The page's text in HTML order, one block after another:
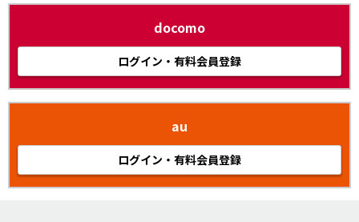
docomo
ログイン・有料会員登録
au
ログイン・有料会員登録